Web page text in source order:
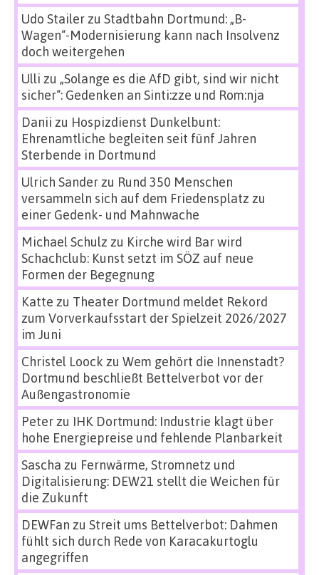
Udo Stailerzu Stadtbahn Dortmund: „B-
Wagen“-Modernisierung kann nach Insolvenz
doch weitergehen
Ulli zu „Solange es die AfD gibt, sind wir nicht
sicher“: Gedenken an Sinti:zze und Rom:nja
Danii zu Hospizdienst Dunkelbunt:
Ehrenamtliche begleiten seit fünf Jahren
Sterbende in Dortmund
Ulrich Sanderzu Rund 350 Menschen
versammeln sich auf dem Friedensplatz zu
einer Gedenk- und Mahnwache
Michael Schulz zu Kirche wird Bar wird
Schachclub: Kunst setzt im SÖZ auf neue
Formen der Begegnung
Katte zu Theater Dortmund meldet Rekord
zum Vorverkaufsstart der Spielzeit 2026/2027
im Juni
Christel Loock zu Wem gehört die Innenstadt?
Dortmund beschließt Bettelverbot vor der
Außengastronomie
Peterzu IHK Dortmund: Industrie klagt über
hohe Energiepreise und fehlende Planbarkeit
Sascha zu Fernwärme, Stromnetz und
Digitalisierung: DEW21 stellt die Weichen für
die Zukunft
DEWFan zu Streit ums Bettelverbot: Dahmen
fühlt sich durch Rede von Karacakurtoglu
angegriffen